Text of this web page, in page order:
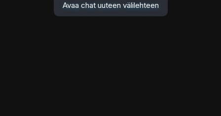
Avaa chat uuteen välilehteen